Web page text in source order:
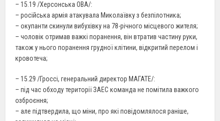
– 15.19 /Херсонська ОВА/:
– російська армія атакувала Миколаївку з безпілотника;
– окупанти скинули вибухівку на 78-річного місцевого жителя;
– чоловік отримав важкі поранення, він втратив частину руки,
також у нього поранення грудної клітини, відкритий перелом і
кровотеча;
– 15.29 /Гроссі, генеральний директор МАГАТЕ/:
– під час обходу території ЗАЕС команда не помітила важкого
озброєння;
– але підтвердила, що міни, про які повідомлялося раніше,